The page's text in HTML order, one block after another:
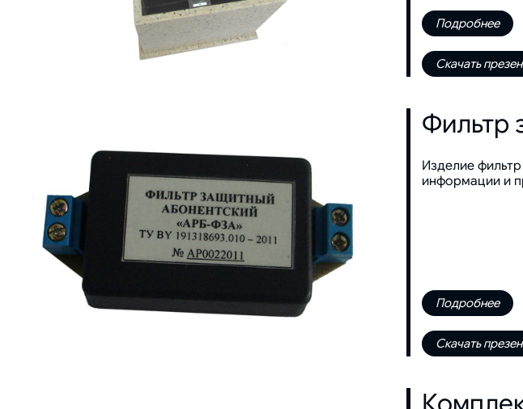
Подробнее
Скачать
Фильтр
Изделие
информации и
Подробнее
Скачать